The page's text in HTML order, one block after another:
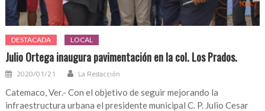
DESTACADA LOCAL
Julio Ortega inaugura pavimentación en la col. Los Prados.
2020/01/21 La Redacción
Catemaco, Ver.- Con el objetivo de seguir mejorando la
infraestructura urbana el presidente municipal C. P. Julio Cesar